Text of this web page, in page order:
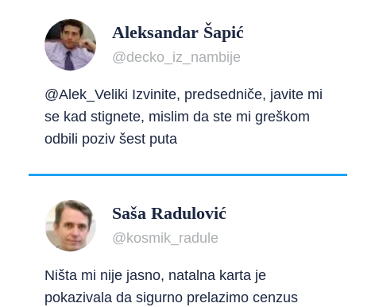
Aleksandar Šapić
@decko_iz_nambije
@Alek_Veliki Izvinite, predsedniče, javite mi
se kad stignete, mislim da ste mi greškom
odbili poziv šest puta
Saša Radulović
@kosmik_radule
Ništa mi nije jasno, natalna karta je
pokazivala da sigurno prelazimo cenzus